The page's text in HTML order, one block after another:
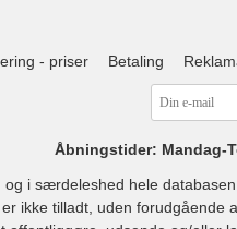
- priser Betaling
Åbningstider: Mandag-
og i særdeleshed hele
ikke tilladt, uden forudgående